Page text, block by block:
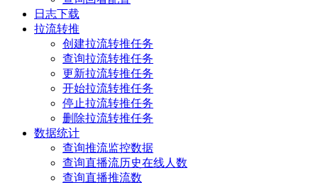
日志下载
拉流转推
创建拉流转推任务
查询拉流转推任务
更新拉流转推任务
开始拉流转推任务
停止拉流转推任务
删除拉流转推任务
数据统计
查询推流监控数据
查询直播流历史在线人数
查询直播推流数